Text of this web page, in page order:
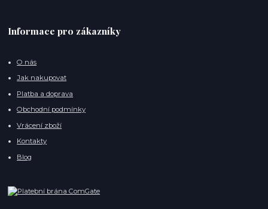
Informace pro zákazníky
O nás
Jak nakupovat
Platba a doprava
Obchodní podmínky
Vrácení zboží
Kontakty
Blog